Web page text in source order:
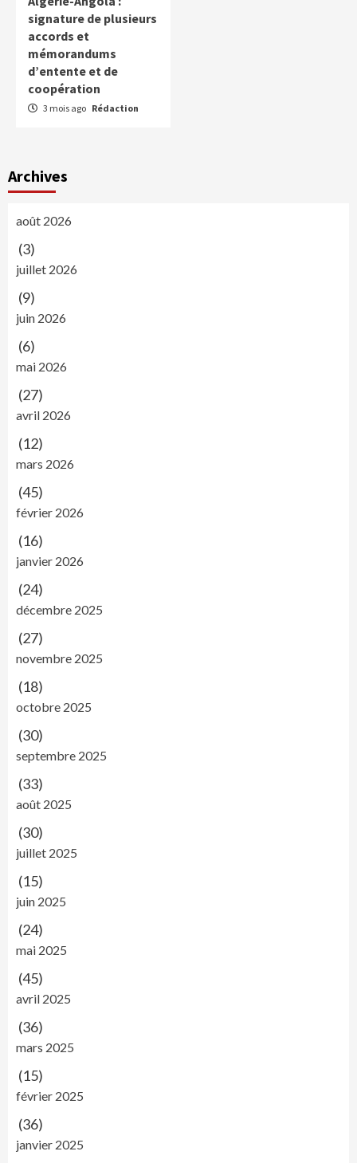
signature de plusieurs
accords et
mémorandums
d’entente et de
coopération
3 mois ago Rédaction
Archives
août 2026
(3)
juillet 2026
(9)
juin 2026
(6)
mai 2026
(27)
avril 2026
(12)
mars 2026
(45)
février 2026
(16)
janvier 2026
(24)
décembre 2025
(27)
novembre 2025
(18)
octobre 2025
(30)
septembre 2025
(33)
août 2025
(30)
juillet 2025
(15)
juin 2025
(24)
mai 2025
(45)
avril 2025
(36)
mars 2025
(15)
février 2025
(36)
janvier 2025